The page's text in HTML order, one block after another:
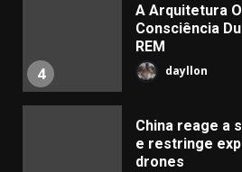
4
A Arquitetura
Consciência
REM
dayllon
China reage a
e restringe
drones